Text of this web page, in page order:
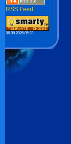
RSS Feed
06.08.2026 05:23